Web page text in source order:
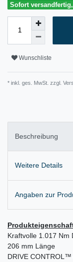
Sofort
Wunschliste
* inkl. ges. MwSt. zzgl.
Beschreibung
Weitere Details
Angaben zur
Kraftvolle 1.017 Nm
206 mm Länge
DRIVE